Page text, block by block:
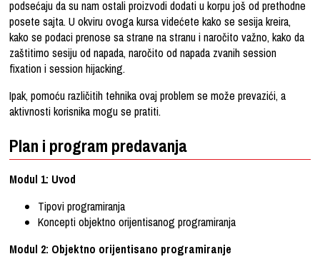
podsećaju da su nam ostali proizvodi dodati u korpu još od prethodne
posete sajta. U okviru ovoga kursa videćete kako se sesija kreira,
kako se podaci prenose sa strane na stranu i naročito važno, kako da
zaštitimo sesiju od napada, naročito od napada zvanih session
fixation i session hijacking.
Ipak, pomoću različitih tehnika ovaj problem se može prevazići, a
aktivnosti korisnika mogu se pratiti.
Plan i program predavanja
Modul 1: Uvod
Tipovi programiranja
Koncepti objektno orijentisanog programiranja
Modul 2: Objektno orijentisano programiranje